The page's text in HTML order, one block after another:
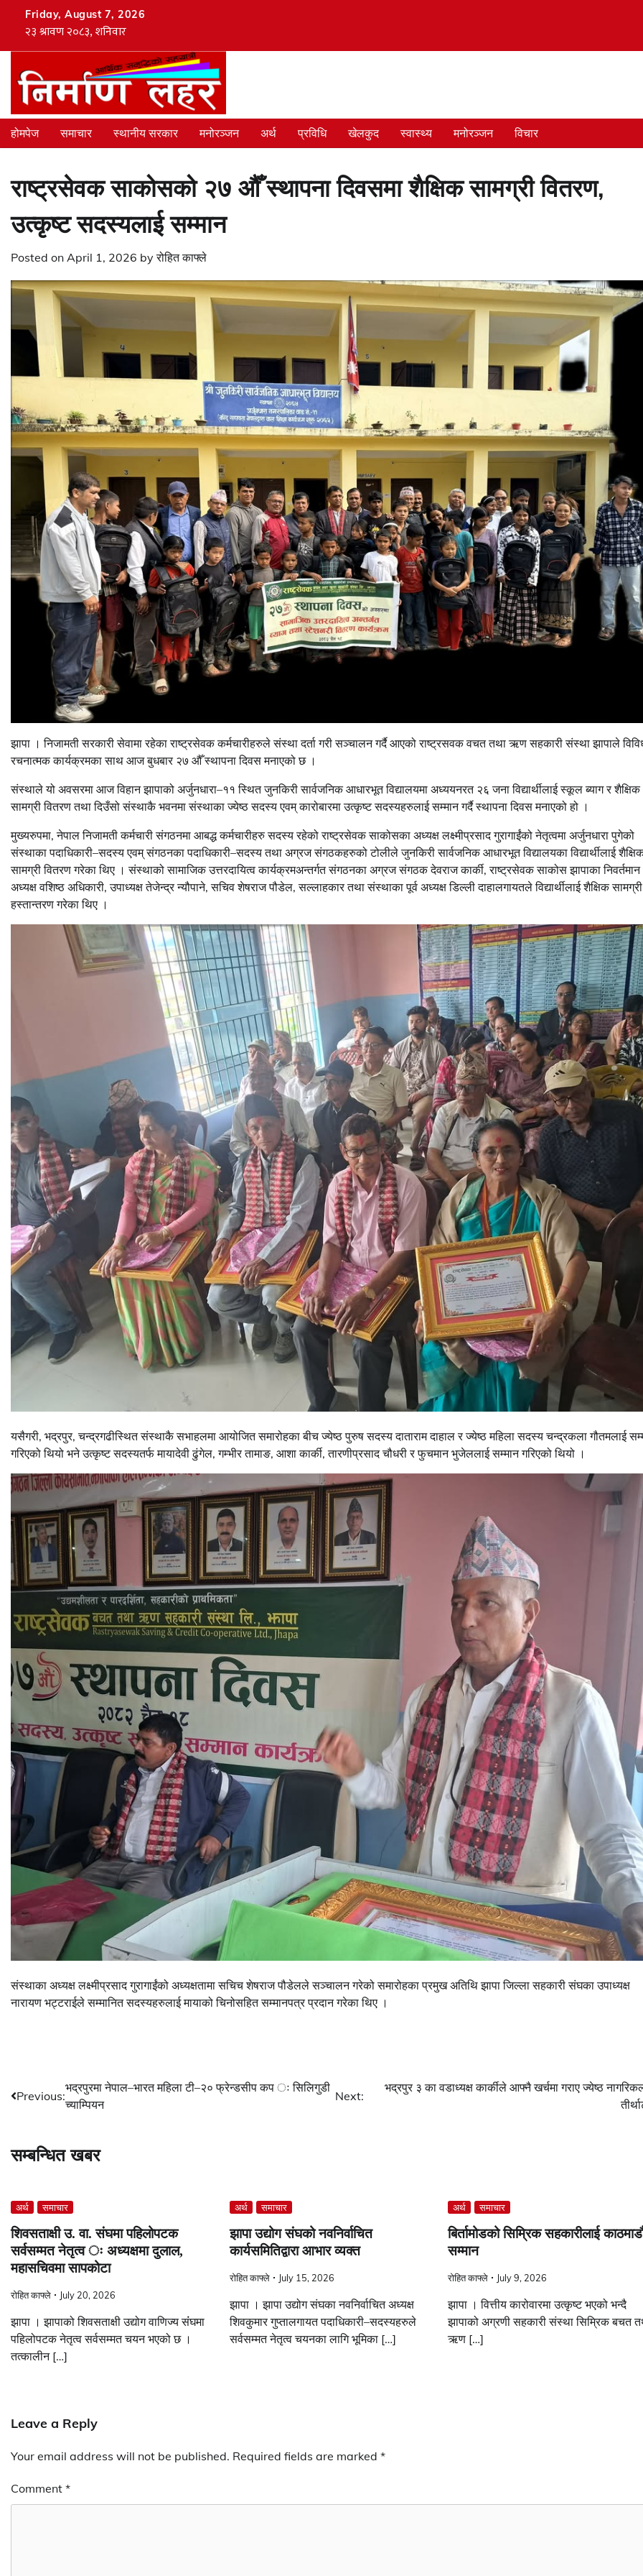
Friday, August 7, 2026
होमपेज समाचार स्थानीय सरकार मनोरञ्जन अर्थ प्रविधि खेलकुद स्वास्थ्य मनोरञ्जन विचार
राष्ट्रसेवक साकोसको २७ औँ स्थापना दिवसमा शैक्षिक सामग्री वितरण,
उत्कृष्ट सदस्यलाई सम्मान
Posted on April 1, 2026 byरोहित काफ्ले
झापा । निजामती सरकारी सेवामा रहेका राष्ट्रसेवक कर्मचारीहरुले संस्था दर्ता गरी सञ्चालन गर्दै आएको राष्ट्रसवक वचत तथा ऋण सहकारी संस्था झापाले
रचनात्मक कार्यक्रमका साथ आज बुधबार २७ औँ स्थापना दिवस मनाएको छ ।
संस्थाले यो अवसरमा आज विहान झापाको अर्जुनधारा–११ स्थित जुनकिरी सार्वजनिक आधारभूत विद्यालयमा अध्ययनरत २६ जना विद्यार्थीलाई स्कूल ब्याग र शैक्षिक
सामग्री वितरण तथा दिउँसो संस्थाकै भवनमा संस्थाका ज्येष्ठ सदस्य एवम् कारोबारमा उत्कृष्ट सदस्यहरुलाई सम्मान गर्दै स्थापना दिवस मनाएको हो ।
मुख्यरुपमा, नेपाल निजामती कर्मचारी संगठनमा आबद्ध कर्मचारीहरु सदस्य रहेको राष्ट्रसेवक साकोसका अध्यक्ष लक्ष्मीप्रसाद गुरागाईंको नेतृत्वमा अर्जुनधारा पुगेको
संस्थाका पदाधिकारी–सदस्य एवम् संगठनका पदाधिकारी–सदस्य तथा अग्रज संगठकहरुको टोलीले जुनकिरी सार्वजनिक आधारभूत विद्यालयका विद्यार्थीलाई
सामग्री वितरण गरेका थिए । संस्थाको सामाजिक उत्तरदायित्व कार्यक्रमअन्तर्गत संगठनका अग्रज संगठक देवराज कार्की, राष्ट्रसेवक साकोस झापाका निवर्तमान
अध्यक्ष वशिष्ठ अधिकारी, उपाध्यक्ष तेजेन्द्र न्यौपाने, सचिव शेषराज पौडेल, सल्लाहकार तथा संस्थाका पूर्व अध्यक्ष डिल्ली दाहालगायतले विद्यार्थीलाई शैक्षिक सामग्री
हस्तान्तरण गरेका थिए ।
यसैगरी, भद्रपुर, चन्द्रगढीस्थित संस्थाकै सभाहलमा आयोजित समारोहका बीच ज्येष्ठ पुरुष सदस्य दाताराम दाहाल र ज्येष्ठ महिला सदस्य चन्द्रकला गौतमलाई
गरिएको थियो भने उत्कृष्ट सदस्यतर्फ मायादेवी ढुंगेल, गम्भीर तामाङ, आशा कार्की, तारणीप्रसाद चौधरी र फुचमान भुजेललाई सम्मान गरिएको थियो ।
संस्थाका अध्यक्ष लक्ष्मीप्रसाद गुरागाईंको अध्यक्षतामा सचिच शेषराज पौडेलले सञ्चालन गरेको समारोहका प्रमुख अतिथि झापा जिल्ला सहकारी संघका उपाध्यक्ष
नारायण भट्टराईले सम्मानित सदस्यहरुलाई मायाको चिनोसहित सम्मानपत्र प्रदान गरेका थिए ।
Post
Previous:
भद्रपुरमा नेपाल–भारत महिला टी–२० फ्रेन्डसीप कप ः सिलिगुडी
च्याम्पियन
Next:
भद्रपुर ३ का वडाध्यक्ष कार्कीले आफ्नै खर्चमा गराए ज्येष्ठ
सम्बन्धित खबर
अर्थ समाचार
शिवसताक्षी उ. वा. संघमा पहिलोपटक
सर्वसम्मत नेतृत्व ः अध्यक्षमा दुलाल,
महासचिवमा सापकोटा
रोहित काफ्ले July 20, 2026
झापा । झापाको शिवसताक्षी उद्योग वाणिज्य संंघमा
पहिलोपटक नेतृत्व सर्वसम्मत चयन भएको छ ।
तत्कालीन […]
अर्थ समाचार
झापा उद्योग संघको नवनिर्वाचित
कार्यसमितिद्वारा आभार व्यक्त
रोहित काफ्ले July 15, 2026
झापा । झापा उद्योग संघका नवनिर्वाचित अध्यक्ष
शिवकुमार गुप्तालगायत पदाधिकारी–सदस्यहरुले
सर्वसम्मत नेतृत्व चयनका लागि भूमिका […]
अर्थ समाचार
बिर्तामोडको सिम्रिक सहकारीलाई
सम्मान
रोहित काफ्ले July 9, 2026
झापा । वित्तीय कारोवारमा उत्कृष्ट भएको भन्दै
झापाको अग्रणी सहकारी संस्था सिम्रिक बचत
ऋण […]
Leave a Reply
Your email address will not be published. Required fields are marked *
Comment *